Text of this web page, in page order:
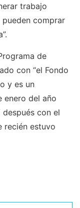
trabajo
comprar
de
con “el Fondo
y es un
enero del año
con el
recién estuvo